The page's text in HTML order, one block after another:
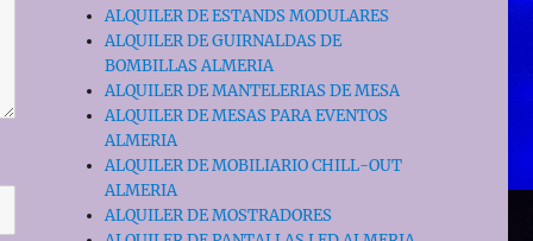
ALQUILER DE ESTANDS MODULARES
ALQUILER DE GUIRNALDAS DE
BOMBILLAS ALMERIA
ALQUILER DE MANTELERIAS DE MESA
ALQUILER DE MESAS PARA EVENTOS
ALMERIA
ALQUILER DE MOBILIARIO CHILL-OUT
ALMERIA
ALQUILER DE MOSTRADORES